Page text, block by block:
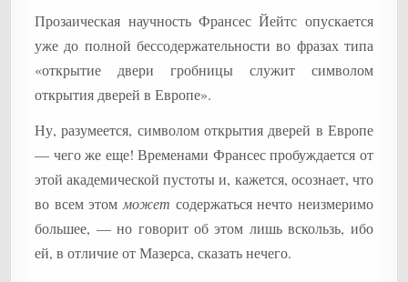
Прозаическая научность Франсес Йейтс опускается
уже до полной бессодержательности во фразах типа
«открытие двери гробницы служит символом
открытия дверей в Европе».
Ну, разумеется, символом открытия дверей в Европе
— чего же еще! Временами Франсес пробуждается от
этой академической пустоты и, кажется, осознает, что
во всем этом может содержаться нечто неизмеримо
большее, — но говорит об этом лишь вскользь, ибо
ей, в отличие от Мазерса, сказать нечего.